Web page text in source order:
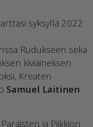
syksyllä 2022
Rudukseen sekä
kiviaineksen
Kreaten
Samuel Laitinen
ja Piikkiön